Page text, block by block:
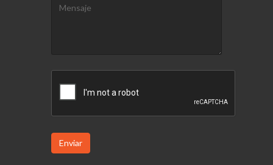
Enviar